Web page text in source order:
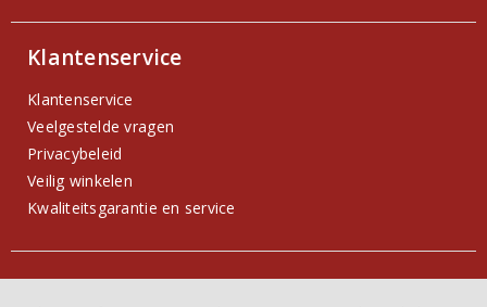
Klantenservice
Klantenservice
Veelgestelde vragen
Privacybeleid
Veilig winkelen
Kwaliteitsgarantie en service